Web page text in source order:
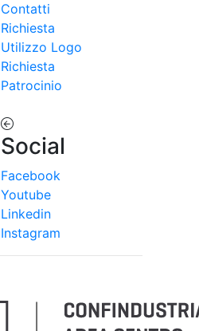
Contatti
Richiesta
Utilizzo Logo
Richiesta
Patrocinio
Social
Facebook
Youtube
Linkedin
Instagram